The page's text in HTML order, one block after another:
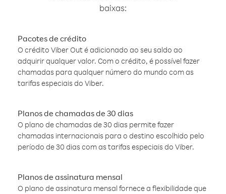
baixas:
Pacotes de crédito
O crédito Viber Out é adicionado ao seu saldo ao
adquirir qualquer valor. Com o crédito, é possível fazer
chamadas para qualquer número do mundo com as
tarifas especiais do Viber.
Planos de chamadas de 30 dias
O plano de chamadas de 30 dias permite fazer
chamadas internacionais para o destino escolhido pelo
período de 30 dias com as tarifas especiais do Viber.
Planos de assinatura mensal
O plano de assinatura mensal fornece a flexibilidade que